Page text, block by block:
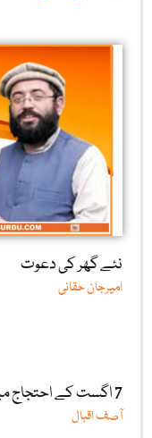
نئے گھر کی دعوت
امیرجان حقانی
7 اگست کے احتجاج میں شرکت کیوں ضروری ہے؟
آصف اقبال